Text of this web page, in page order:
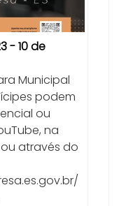
- 10 de
Municipal
podem
ou
na
através do